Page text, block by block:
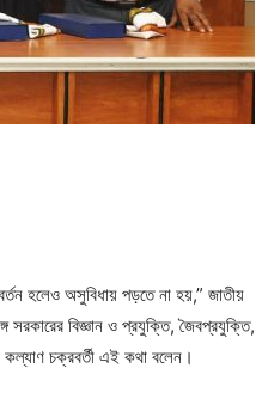
হলেও অসুবিধায় পড়তে না হয়,” জাতীয়
সরকারের বিজ্ঞান ও প্রযুক্তি, জৈবপ্রযুক্তি,
চক্রবর্তী এই কথা বলেন।